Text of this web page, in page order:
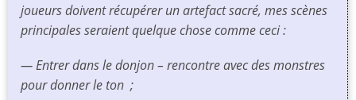
joueurs doivent récupérer un artefact sacré, mes scènes
principales seraient quelque chose comme ceci :
— Entrer dans le donjon – rencontre avec des monstres
pour donner le ton ;